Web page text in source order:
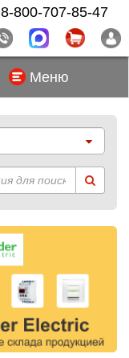
Меню
8-800-707-85-47